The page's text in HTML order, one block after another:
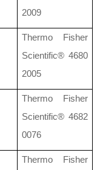
2009
Thermo Fisher
Scientific® 4680
2005
Thermo Fisher
Scientific® 4682
0076
Thermo Fisher